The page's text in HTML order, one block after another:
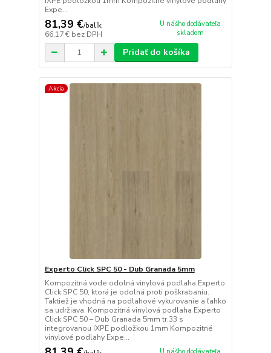
Expe...
81,39 €/balík
66,17 € bez DPH
U nášho dodávateľa
skladom
Pridať do košíka
Akcia
Experto Click SPC 50 - Dub Granada 5mm
Kompozitná vode odolná vinylová podlaha Experto
Click SPC 50, ktorá je odolná proti poškrabaniu.
Taktiež je vhodná na podlahové vykurovanie a ľahko
sa udržiava. Kompozitná vinylová podlaha Experto
Click SPC 50 – Dub Granada 5mm tr.33 s
integrovanou IXPE podložkou 1mm Kompozitné
vinylové podlahy Expe...